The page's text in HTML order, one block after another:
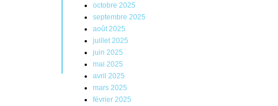
octobre 2025
septembre 2025
août 2025
juillet 2025
juin 2025
mai 2025
avril 2025
mars 2025
février 2025